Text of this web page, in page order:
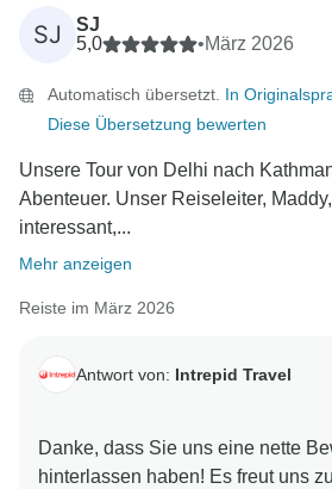
SJ
SJ
5,0
•März 2026
Automatisch übersetzt. In
Diese Übersetzung bewerten
Unsere Tour von Delhi nach
Abenteuer. Unser Reiseleiter,
interessant,...
Mehr anzeigen
Reiste im März 2026
Antwort von: Intrepid Travel
Danke, dass Sie uns eine nette
hinterlassen haben! Es freut uns